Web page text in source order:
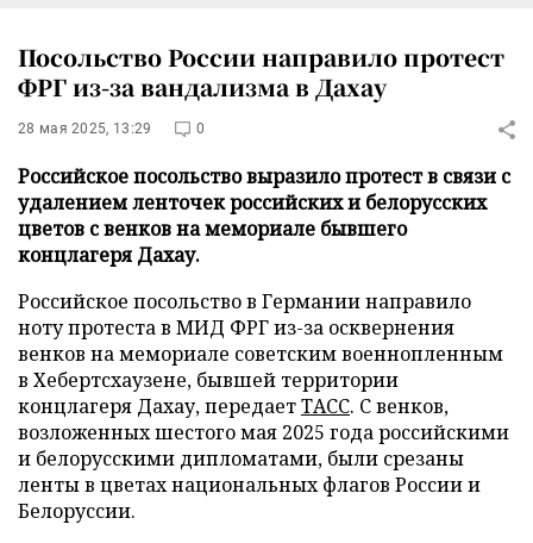
Посольство России направило протест
ФРГ из-за вандализма в Дахау
28 мая 2025, 13:29 0
Российское посольство выразило протест в связи с
удалением ленточек российских и белорусских
цветов с венков на мемориале бывшего
концлагеря Дахау.
Российское посольство в Германии направило
ноту протеста в МИД ФРГ из-за осквернения
венков на мемориале советским военнопленным
в Хебертсхаузене, бывшей территории
концлагеря Дахау, передаетТАСС. С венков,
возложенных шестого мая 2025 года российскими
и белорусскими дипломатами, были срезаны
ленты в цветах национальных флагов России и
Белоруссии.